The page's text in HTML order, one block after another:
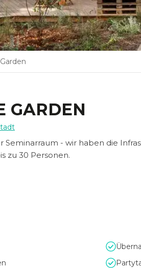
GARDEN
Seminarraum - wir haben die
zu 30 Personen.